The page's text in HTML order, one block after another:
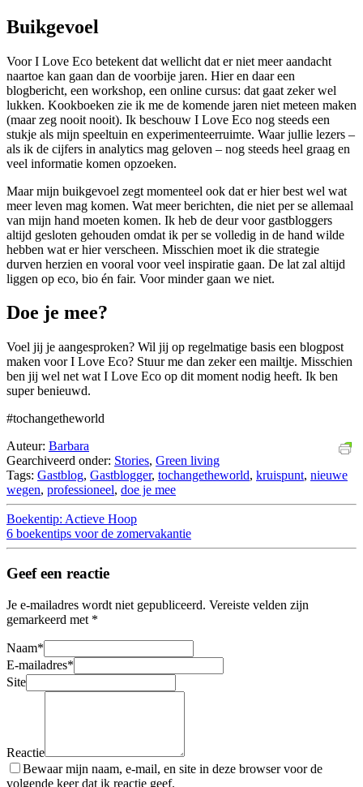
Buikgevoel
Voor I Love Eco betekent dat wellicht dat er niet meer aandacht
naartoe kan gaan dan de voorbije jaren. Hier en daar een
blogbericht, een workshop, een online cursus: dat gaat zeker wel
lukken. Kookboeken zie ik me de komende jaren niet meteen maken
(maar zeg nooit nooit). Ik beschouw I Love Eco nog steeds een
stukje als mijn speeltuin en experimenteerruimte. Waar jullie lezers –
als ik de cijfers in analytics mag geloven – nog steeds heel graag en
veel informatie komen opzoeken.
Maar mijn buikgevoel zegt momenteel ook dat er hier best wel wat
meer leven mag komen. Wat meer berichten, die niet per se allemaal
van mijn hand moeten komen. Ik heb de deur voor gastbloggers
altijd gesloten gehouden omdat ik per se volledig in de hand wilde
hebben wat er hier verscheen. Misschien moet ik die strategie
durven herzien en vooral voor veel inspiratie gaan. De lat zal altijd
liggen op eco, bio én fair. Voor minder gaan we niet.
Doe je mee?
Voel jij je aangesproken? Wil jij op regelmatige basis een blogpost
maken voor I Love Eco? Stuur me dan zeker een mailtje. Misschien
ben jij wel net wat I Love Eco op dit moment nodig heeft. Ik ben
super benieuwd.
#tochangetheworld
Auteur: Barbara
Gearchiveerd onder: Stories, Green living
Tags: Gastblog, Gastblogger, tochangetheworld, kruispunt, nieuwe
wegen, professioneel, doe je mee
Boekentip: Actieve Hoop
6 boekentips voor de zomervakantie
Geef een reactie
Je e-mailadres wordt niet gepubliceerd. Vereiste velden zijn
gemarkeerd met *
Naam*
E-mailadres*
Site
Reactie
Bewaar mijn naam, e-mail, en site in deze browser voor de
volgende keer dat ik reactie geef.